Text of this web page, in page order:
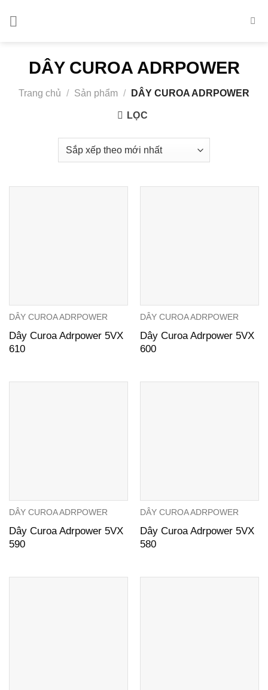
DÂY CUROA ADRPOWER
Trang chủ / Sản phẩm / DÂY CUROA ADRPOWER
LỌC
DÂY CUROA ADRPOWER
Dây Curoa Adrpower 5VX
610
DÂY CUROA ADRPOWER
Dây Curoa Adrpower 5VX
600
DÂY CUROA ADRPOWER
Dây Curoa Adrpower 5VX
590
DÂY CUROA ADRPOWER
Dây Curoa Adrpower 5VX
580